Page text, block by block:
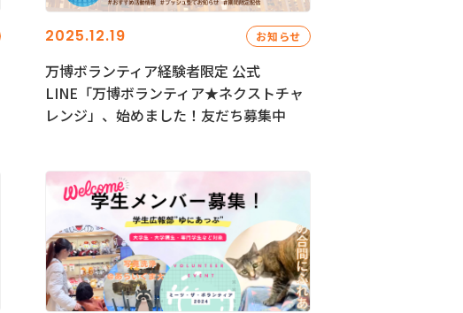
2025.12.19 お知らせ
万博ボランティア経験者限定 公式
LINE「万博ボランティア★ネクストチャ
レンジ」、始めました！友だち募集中